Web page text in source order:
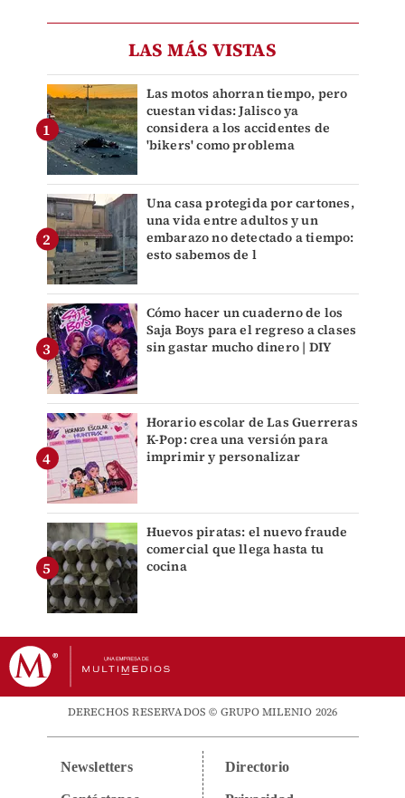
LAS MÁS VISTAS
Las motos ahorran tiempo, pero
cuestan vidas: Jalisco ya
considera a los accidentes de
'bikers' como problema
Una casa protegida por cartones,
una vida entre adultos y un
embarazo no detectado a tiempo:
esto sabemos de l
Cómo hacer un cuaderno de los
Saja Boys para el regreso a clases
sin gastar mucho dinero | DIY
Horario escolar de Las Guerreras
K-Pop: crea una versión para
imprimir y personalizar
Huevos piratas: el nuevo fraude
comercial que llega hasta tu
cocina
DERECHOS RESERVADOS © GRUPO MILENIO 2026
Newsletters Directorio